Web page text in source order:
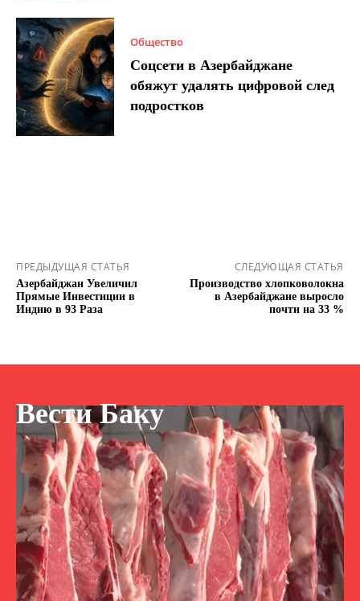
Общество
Соцсети в Азербайджане
обяжут удалять цифровой след
подростков
ПРЕДЫДУЩАЯ СТАТЬЯ
Азербайджан Увеличил
Прямые Инвестиции в
Индию в 93 Раза
СЛЕДУЮЩАЯ СТАТЬЯ
Производство хлопковолокна
в Азербайджане выросло
почти на 33 %
Вести Баку